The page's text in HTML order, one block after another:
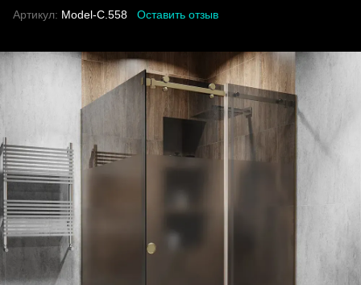
Артикул: Model-C.558 Оставить отзыв